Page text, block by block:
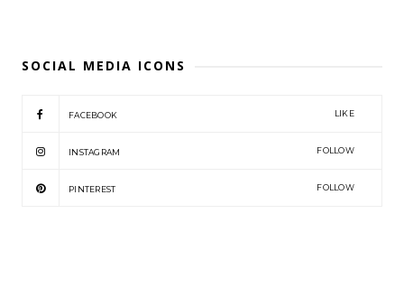
SOCIAL MEDIA ICONS
FACEBOOK LIKE
INSTAGRAM FOLLOW
PINTEREST FOLLOW